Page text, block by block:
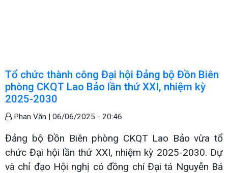
Tổ chức thành công Đại hội Đảng bộ Đồn Biên
phòng CKQT Lao Bảo lần thứ XXI, nhiệm kỳ
2025-2030
Phan Văn | 06/06/2025 - 20:46
Đảng bộ Đồn Biên phòng CKQT Lao Bảo vừa tổ
chức Đại hội lần thứ XXI, nhiệm kỳ 2025-2030. Dự
và chỉ đạo Hội nghị có đồng chí Đại tá Nguyễn Bá